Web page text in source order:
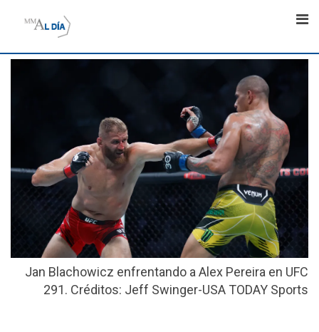
Jan Blachowicz enfrentando a Alex Pereira en UFC
291. Créditos: Jeff Swinger-USA TODAY Sports